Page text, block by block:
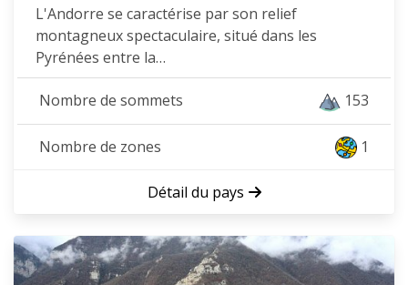
L'Andorre se caractérise par son relief
montagneux spectaculaire, situé dans les
Pyrénées entre la…
Nombre de sommets 153
Nombre de zones 1
Détail du pays